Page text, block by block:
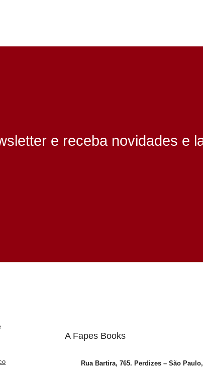
e receba novidades e
A Fapes Books
Rua Bartira, 765. Perdizes – São